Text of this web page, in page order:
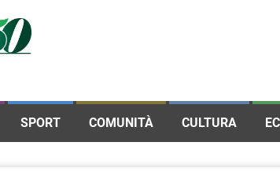
SPORT COMUNITÀ CULTURA